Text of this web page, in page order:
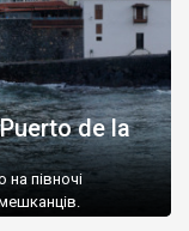
de la
півночі